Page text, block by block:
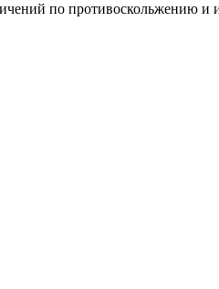
по противоскольжению и